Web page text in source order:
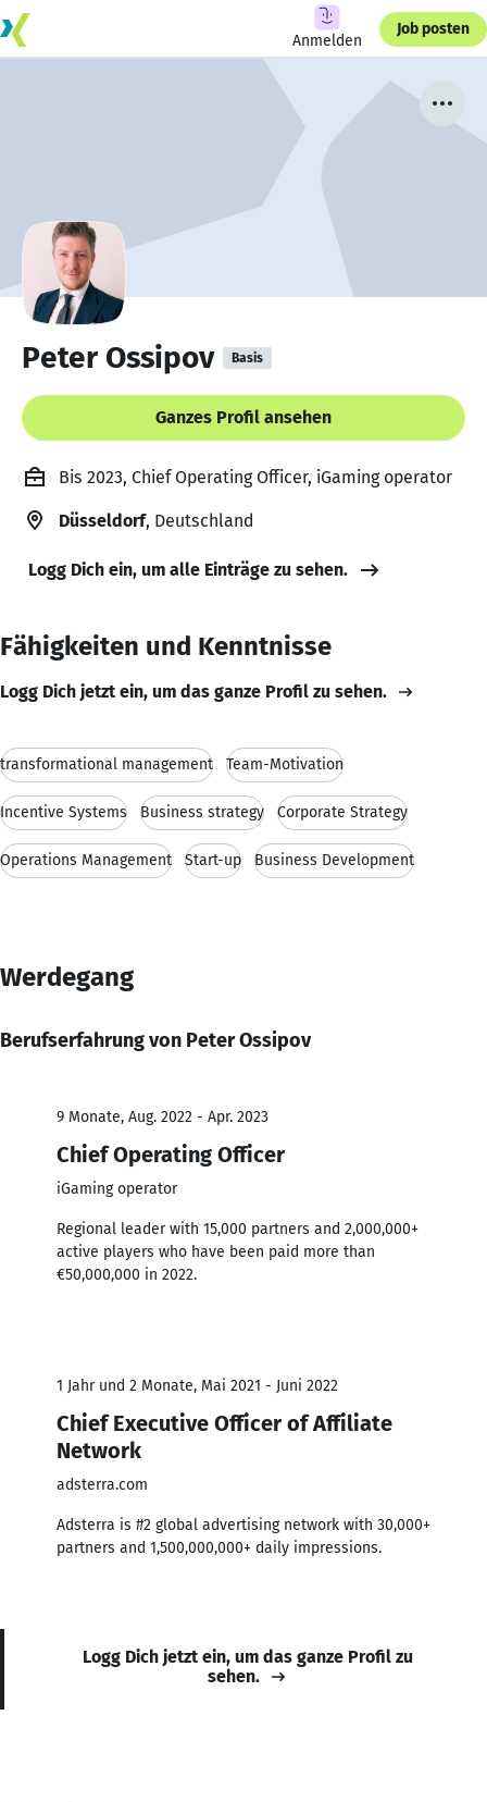
Anmelden
Job posten
Peter Ossipov Basis
Ganzes Profil ansehen
Bis 2023, Chief Operating Officer, iGaming operator
Düsseldorf, Deutschland
Logg Dich ein, um alle Einträge zu sehen.
Fähigkeiten und Kenntnisse
Logg Dich jetzt ein, um das ganze Profil zu sehen.
transformational management Team-Motivation
Incentive Systems Business strategy Corporate Strategy
Operations Management Start-up Business Development
Werdegang
Berufserfahrung von Peter Ossipov
9 Monate, Aug. 2022 - Apr. 2023
Chief Operating Officer
iGaming operator
Regional leader with 15,000 partners and 2,000,000+
active players who have been paid more than
€50,000,000 in 2022.
1 Jahr und 2 Monate, Mai 2021 - Juni 2022
Chief Executive Officer of Affiliate
Network
adsterra.com
Adsterra is #2 global advertising network with 30,000+
partners and 1,500,000,000+ daily impressions.
Logg Dich jetzt ein, um das ganze Profil zu
sehen.